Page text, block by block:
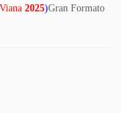
2025)Gran Formato